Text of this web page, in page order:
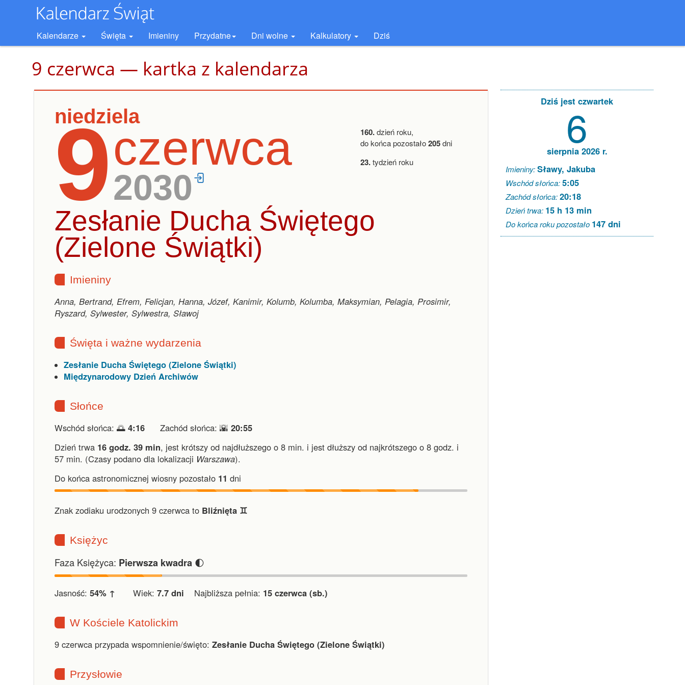
Kalendarze Święta Imieniny Przydatne Dni wolne Kalkulatory Dziś
9 czerwca — kartka z kalendarza
niedziela
9czerwca
2030
160.dzień roku,
do końca pozostało205dni
23.tydzień roku
Zesłanie Ducha Świętego
(Zielone Świątki)
Imieniny
Anna, Bertrand, Efrem, Felicjan, Hanna, Józef, Kanimir, Kolumb, Kolumba, Maksymian, Pelagia, Prosimir,
Ryszard, Sylwester, Sylwestra, Sławoj
Święta i ważne wydarzenia
Zesłanie Ducha Świętego (Zielone Świątki)
Międzynarodowy Dzień Archiwów
Słońce
Wschód słońca: 🌅 4:16 Zachód słońca: 🌇 20:55
Dzień trwa 16 godz. 39 min, jest krótszy od najdłuższego o 8 min. i jest dłuższy od najkrótszego o 8 godz. i
57 min. (Czasy podano dla lokalizacji Warszawa).
Do końca astronomicznej wiosny pozostało 11 dni
Znak zodiaku urodzonych 9 czerwca to Bliźnięta ♊︎
Księżyc
Faza Księżyca: Pierwsza kwadra 🌓
Jasność: 54% ↑ Wiek: 7.7 dni Najbliższa pełnia: 15 czerwca (sb.)
W Kościele Katolickim
9 czerwca przypada wspomnienie/święto: Zesłanie Ducha Świętego (Zielone Świątki)
Przysłowie
Dziś jest czwartek
6
sierpnia 2026 r.
Imieniny:Sławy, Jakuba
Wschód słońca:5:05
Zachód słońca:20:18
Dzień trwa: 15 h 13 min
Do końca roku pozostało 147 dni